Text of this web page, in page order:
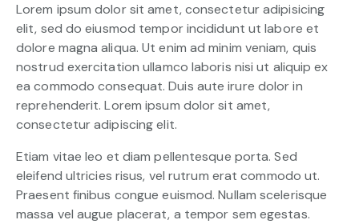
Lorem ipsum dolor sit amet, consectetur adipisicing
elit, sed do eiusmod tempor incididunt ut labore et
dolore magna aliqua. Ut enim ad minim veniam, quis
nostrud exercitation ullamco laboris nisi ut aliquip ex
ea commodo consequat. Duis aute irure dolor in
reprehenderit. Lorem ipsum dolor sit amet,
consectetur adipiscing elit.
Etiam vitae leo et diam pellentesque porta. Sed
eleifend ultricies risus, vel rutrum erat commodo ut.
Praesent finibus congue euismod. Nullam scelerisque
massa vel augue placerat, a tempor sem egestas.